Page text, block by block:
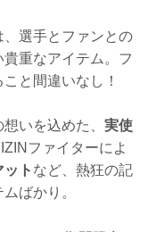
選手とファンとの
重なアイテム。フ
と間違いなし！
いを込めた、 実使
ファイターによ
ット など、熱狂の記
ばかり。